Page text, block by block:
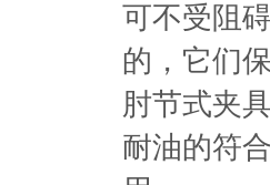
可不受阻
的，它们
肘节式夹
耐油的符